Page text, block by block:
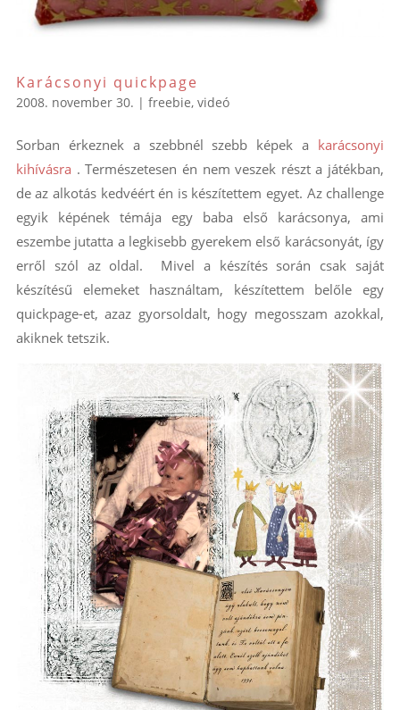
Karácsonyi quickpage
2008. november 30. | freebie, videó
Sorban érkeznek a szebbnél szebb képek a karácsonyi
kihívásra . Természetesen én nem veszek részt a játékban,
de az alkotás kedvéért én is készítettem egyet. Az challenge
egyik képének témája egy baba első karácsonya, ami
eszembe jutatta a legkisebb gyerekem első karácsonyát, így
erről szól az oldal. Mivel a készítés során csak saját
készítésű elemeket használtam, készítettem belőle egy
quickpage-et, azaz gyorsoldalt, hogy megosszam azokkal,
akiknek tetszik.